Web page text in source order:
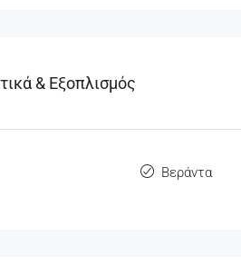
& Εξοπλισμός
Βεράντα